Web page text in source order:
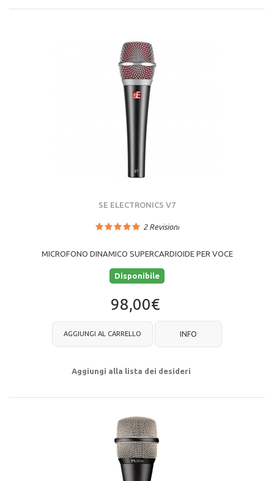
SE ELECTRONICS V7
2Revisioni
MICROFONO DINAMICO SUPERCARDIOIDE PER VOCE
Disponibile
98,00€
AGGIUNGI AL CARRELLO INFO
Aggiungi alla lista dei desideri